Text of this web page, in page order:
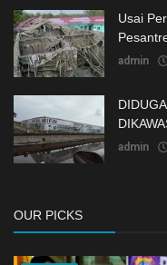
Usai
admin
admin
OUR PICKS